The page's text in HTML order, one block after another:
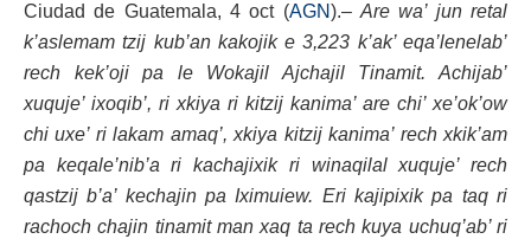
Ciudad de Guatemala, 4 oct (AGN).–Are wa’ jun retal
k’aslemam tzij kub’an kakojik e 3,223 k’ak’ eqa’lenelab’
rech kek’oji pa le Wokajil Ajchajil Tinamit. Achijab’
xuquje’ ixoqib’, ri xkiya ri kitzij kanima’ are chi’ xe’ok’ow
chi uxe’ ri lakam amaq’, xkiya kitzij kanima’ rech xkik’am
pa keqale’nib’a ri kachajixik ri winaqilal xuquje’ rech
qastzij b’a’ kechajin pa Iximuiew. Eri kajipixik pa taq ri
rachoch chajin tinamit man xaq ta rech kuya uchuq’ab’ ri